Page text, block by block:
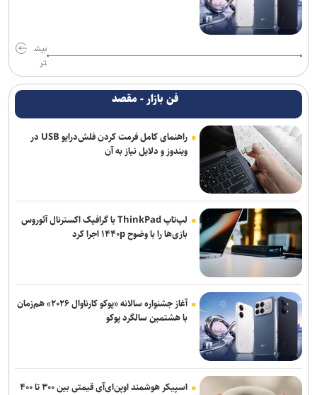
بیش
تر
فن بازار - مقصد
راهنمای کامل فرمت کردن فلش‌درایو USB در
ویندوز و دلایل نیاز به آن
لپ‌تاپ ThinkPad با گرافیک اکسترنال آئوروس
بازی‌ها را با وضوح ۱۴۴۰p اجرا کرد
آغاز جشنواره سالانه «پوکو کارناوال ۲۰۲۶» هم‌زمان
با هشتمین سالگرد پوکو
اسپیکر هوشمند اوپن‌ای‌آی قیمتی بین ۳۰۰ تا ۴۰۰